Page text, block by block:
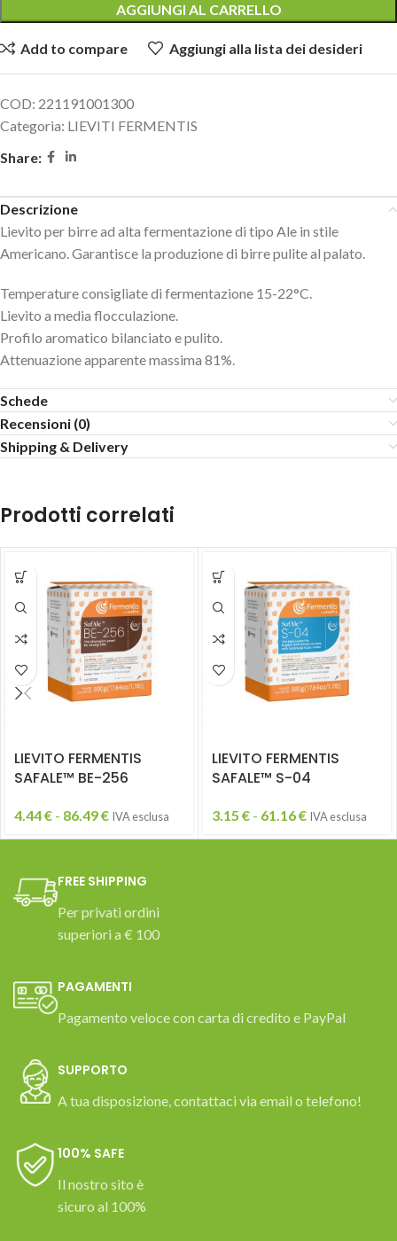
AGGIUNGI AL CARRELLO
Add to compare Aggiungi alla lista dei desideri
COD: 221191001300
Categoria: LIEVITI FERMENTIS
Share:
Descrizione
Lievito per birre ad alta fermentazione di tipo Ale in stile
Americano. Garantisce la produzione di birre pulite al palato.
Temperature consigliate di fermentazione 15-22°C.
Lievito a media flocculazione.
Profilo aromatico bilanciato e pulito.
Attenuazione apparente massima 81%.
Schede
Recensioni (0)
Shipping & Delivery
Prodotti correlati
LIEVITO FERMENTIS
SAFALE™ BE-256
4.44€ - 86.49€ IVA esclusa
LIEVITO FERMENTIS
SAFALE™ S-04
3.15 € - 61.16€ IVA esclusa
FREE SHIPPING
Per privati ordini
superiori a € 100
PAGAMENTI
Pagamento veloce con carta di credito e PayPal
SUPPORTO
A tua disposizione, contattaci via email o telefono!
100% SAFE
Il nostro sito è
sicuro al 100%